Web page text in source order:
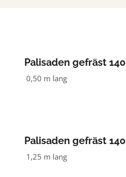
Palisaden gefräst 140
NADELHOLZ
0,50 m lang
Palisaden gefräst 140
NADELHOLZ
1,25 m lang